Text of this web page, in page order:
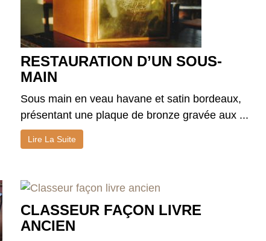
RESTAURATION D’UN SOUS-
MAIN
Sous main en veau havane et satin bordeaux,
présentant une plaque de bronze gravée aux ...
Lire La Suite
CLASSEUR FAÇON LIVRE
ANCIEN